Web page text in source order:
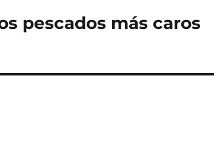
pescados más caros